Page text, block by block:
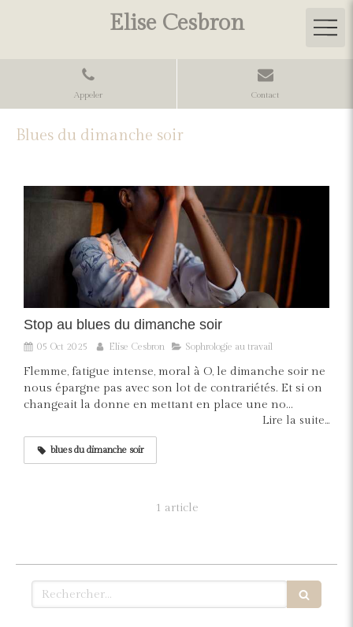
Elise Cesbron
Appeler Contact
Blues du dimanche soir
Stop au blues du dimanche soir
05 Oct 2025 Elise Cesbron Sophrologie au travail
Flemme, fatigue intense, moral à O, le dimanche soir ne
nous épargne pas avec son lot de contrariétés. Et si on
changeait la donne en mettant en place une no...
Lire la suite...
blues du dimanche soir
1 article
Rechercher